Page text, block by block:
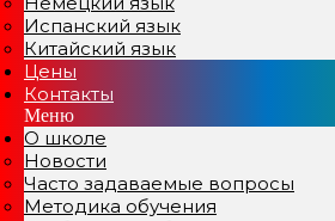
Испанский язык
Китайский язык
Цены
Контакты
Меню
О школе
Новости
Часто задаваемые вопросы
Методика обучения